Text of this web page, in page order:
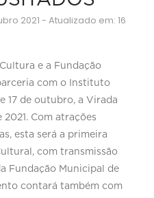
2021 - Atualizado em: 16
e a Fundação
com o Instituto
17 de outubro, a Virada
Com atrações
esta será a primeira
com transmissão
Fundação Municipal de
contará também com